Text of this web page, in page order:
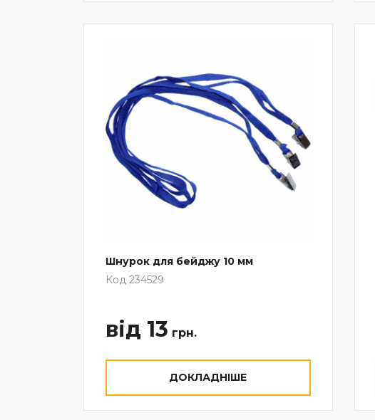
Шнурок для бейджу 10 мм
Код 234529
від 13 грн.
ДОКЛАДНІШЕ